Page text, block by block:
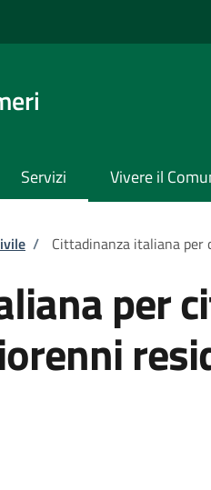
Servizi Vivere il
/ Cittadinanza italiana
per